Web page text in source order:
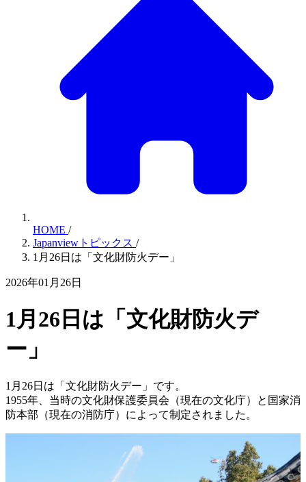
HOME /
Japanviewトピックス /
1月26日は「文化財防火デー」
2026年01月26日
1月26日は「文化財防火デ
ー」
1月26日は「文化財防火デー」です。
1955年、当時の文化財保護委員会（現在の文化庁）と国家消
防本部（現在の消防庁）によって制定されました。